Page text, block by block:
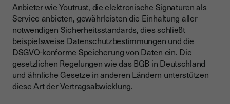
Anbieter wie Youtrust, die elektronische Signaturen als
Service anbieten, gewährleisten die Einhaltung aller
notwendigen Sicherheitsstandards, dies schließt
beispielsweise Datenschutzbestimmungen und die
DSGVO-konforme Speicherung von Daten ein. Die
gesetzlichen Regelungen wie das BGB in Deutschland
und ähnliche Gesetze in anderen Ländern unterstützen
diese Art der Vertragsabwicklung.